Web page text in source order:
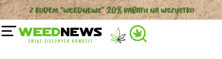
Przejdź
do
treści